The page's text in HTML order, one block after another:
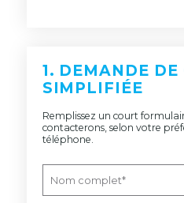
1. DEMANDE DE
SIMPLIFIÉE
Remplissez un court
contacterons, selon votre
téléphone.